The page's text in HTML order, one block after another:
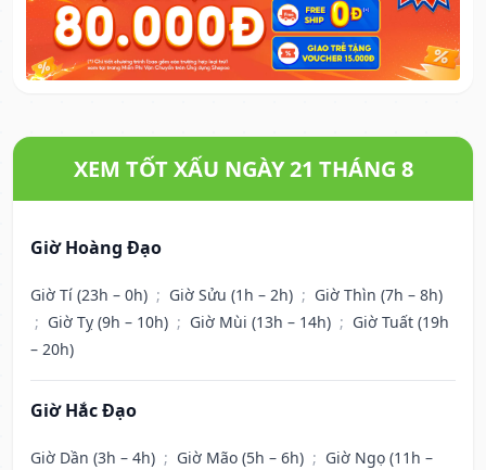
XEM TỐT XẤU NGÀY 21 THÁNG 8
Giờ Hoàng Đạo
Giờ Tí (23h – 0h) ; Giờ Sửu (1h – 2h) ; Giờ Thìn (7h – 8h)
; Giờ Tỵ (9h – 10h) ; Giờ Mùi (13h – 14h) ; Giờ Tuất (19h
– 20h)
Giờ Hắc Đạo
Giờ Dần (3h – 4h) ; Giờ Mão (5h – 6h) ; Giờ Ngọ (11h –